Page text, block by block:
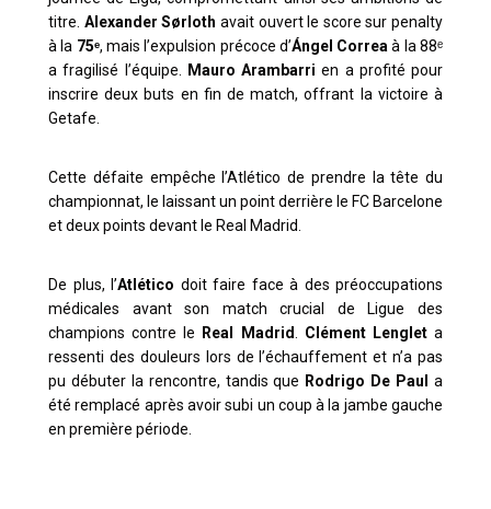
titre. Alexander Sørloth avait ouvert le score sur penalty
à la 75ᵉ, mais l’expulsion précoce d’Ángel Correa à la 88ᵉ
a fragilisé l’équipe.
Mauro Arambarrien a profité pour
inscrire deux buts en fin de match, offrant la victoire à
Getafe.
Cette défaite empêche l’Atlético de prendre la tête du
championnat, le laissant un point derrière le FC Barcelone
et deux points devant le Real Madrid.
De plus, l’Atlético doit faire face à des préoccupations
médicales avant son match crucial de Ligue des
champions contre le
Real Madrid Clément Lengleta
ressenti des douleurs lors de l’échauffement et n’a pas
pu débuter la rencontre, tandis que Rodrigo De Paul
a
été remplacé après avoir subi un coup à la jambe gauche
en première période.